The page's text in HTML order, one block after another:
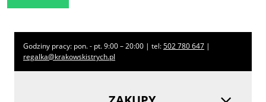
Godziny pracy: pon. - pt. 9:00 – 20:00 | tel:502 780 647 |
regalka@krakowskistrych.pl